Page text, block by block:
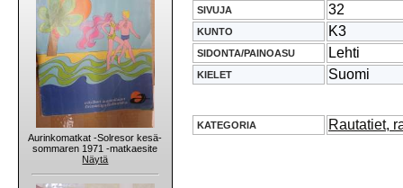
Aurinkomatkat -Solresor kesä-
sommaren 1971 -matkaesite
Näytä
SIVUJA 32
KUNTO K3
SIDONTA/PAINOASU Lehti
KIELET Suomi
KATEGORIA Rautatiet,